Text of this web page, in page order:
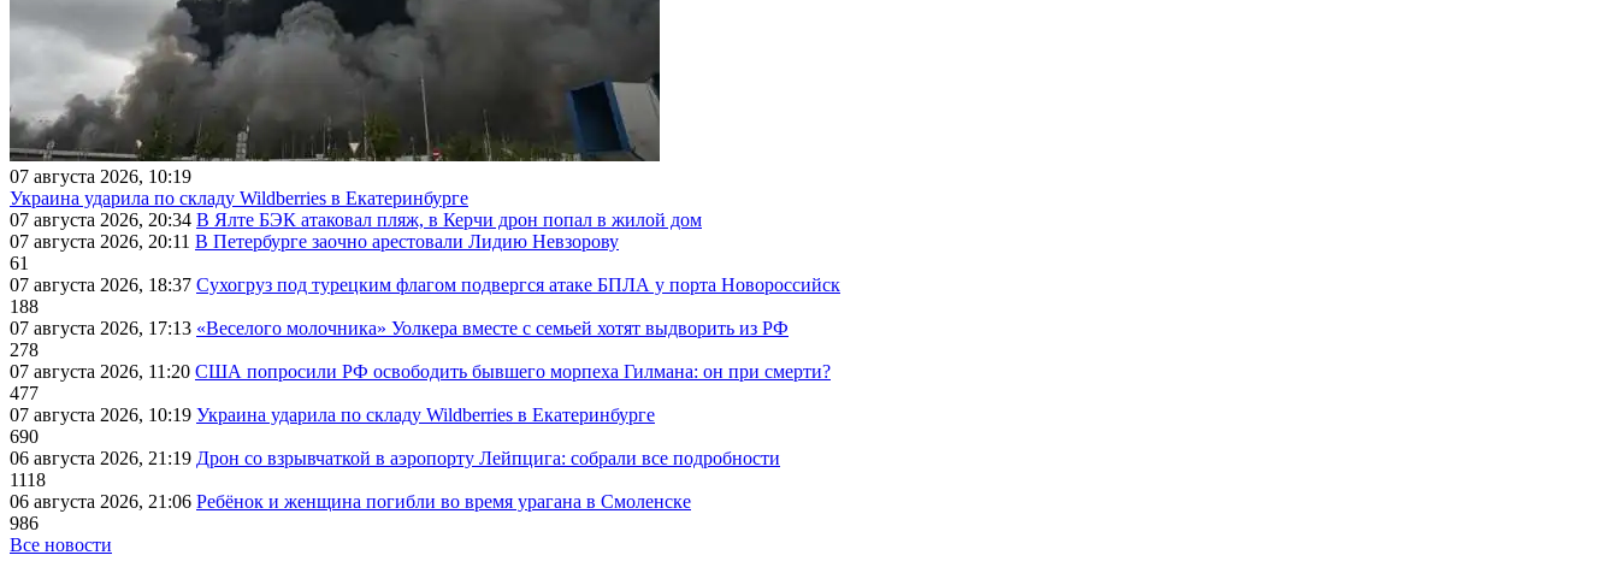
07 августа 2026, 10:19
Украина ударила по складу Wildberries в Екатеринбурге
07 августа 2026, 20:34 В Ялте БЭК атаковал пляж, в Керчи дрон попал в жилой дом
07 августа 2026, 20:11 В Петербурге заочно арестовали Лидию Невзорову
61
07 августа 2026, 18:37 Сухогруз под турецким флагом подвергся атаке БПЛА у порта Новороссийск
188
07 августа 2026, 17:13 «Веселого молочника» Уолкера вместе с семьей хотят выдворить из РФ
278
07 августа 2026, 11:20 США попросили РФ освободить бывшего морпеха Гилмана: он при смерти?
477
07 августа 2026, 10:19 Украина ударила по складу Wildberries в Екатеринбурге
690
06 августа 2026, 21:19 Дрон со взрывчаткой в аэропорту Лейпцига: собрали все подробности
1118
06 августа 2026, 21:06 Ребёнок и женщина погибли во время урагана в Смоленске
986
Все новости